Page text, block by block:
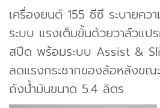
เครื่องยนต์ 155 ซีซี ระบายคว
ระบบ แรงเต็มขั้นด้วยวาล์วแ
สปีด พร้อมระบบ Assist &
ลดแรงกระชากของล้อหลังขณ
ถังน้ำมันขนาด 5.4 ลิตร